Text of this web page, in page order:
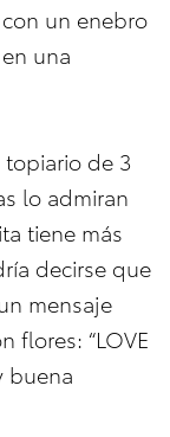
un enebro
una
de 3
lo admiran
tiene más
decirse que
mensaje
flores: “LOVE
buena